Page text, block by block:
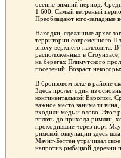
осенне-зимний период.
1 600. Самый ветреный
Преобладают юго-западные
Находки, сделанные
территории современного
эпоху верхнего палеолита.
расположенных в
на берегах Плимутского
поселений. Возраст
В бронзовом веке в районе
Здесь пролег один из
континентальной Европой.
важное место занимали
входили медь и олово. Этот
вплоть до прихода римлян,
проходившие через порт
римской оккупации здесь
Маунт-Бэттен утрачивал
напротив рыбацкой деревни